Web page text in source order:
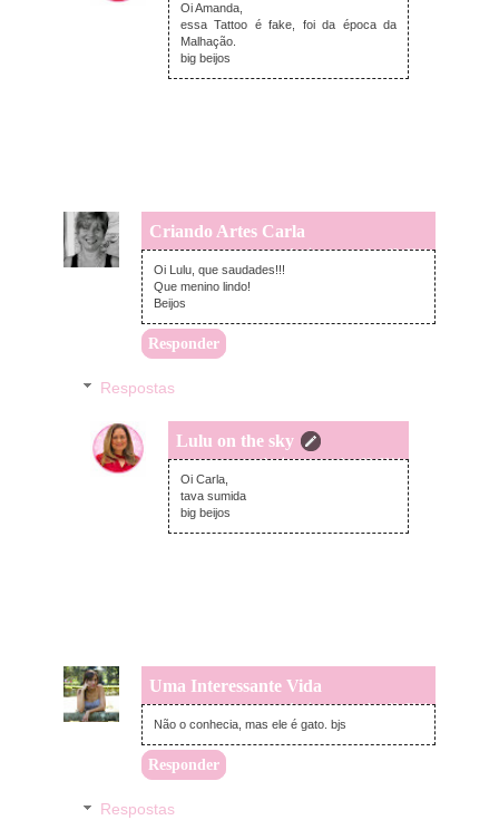
Oi Amanda,
essa Tattoo é fake, foi da época da
Malhação.
big beijos
Criando Artes Carla
domingo, novembro 09, 2014
Oi Lulu, que saudades!!!
Que menino lindo!
Beijos
Responder
Respostas
Lulu on the sky
domingo, novembro 09, 2014
Oi Carla,
tava sumida
big beijos
Uma Interessante Vida
domingo, novembro 09, 2014
Não o conhecia, mas ele é gato. bjs
Responder
Respostas